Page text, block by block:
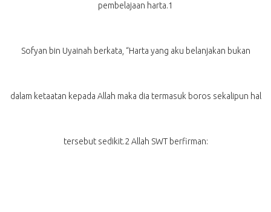
pembelajaan harta.1
Sofyan bin Uyainah berkata, “Harta yang aku belanjakan bukan
dalam ketaatan kepada Allah maka dia termasuk boros sekalipun hal
tersebut sedikit.2 Allah SWT berfirman: